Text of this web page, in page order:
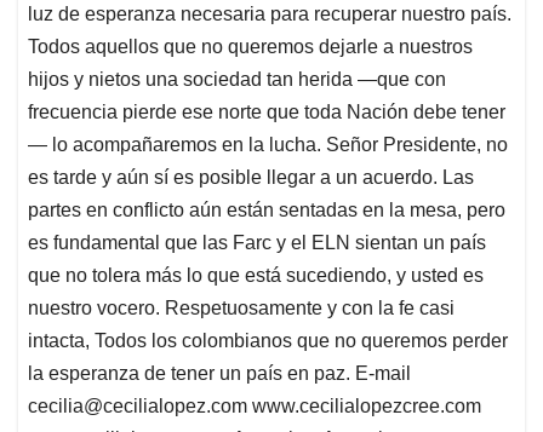
luz de esperanza necesaria para recuperar nuestro país.
Todos aquellos que no queremos dejarle a nuestros
hijos y nietos una sociedad tan herida —que con
frecuencia pierde ese norte que toda Nación debe tener
— lo acompañaremos en la lucha. Señor Presidente, no
es tarde y aún sí es posible llegar a un acuerdo. Las
partes en conflicto aún están sentadas en la mesa, pero
es fundamental que las Farc y el ELN sientan un país
que no tolera más lo que está sucediendo, y usted es
nuestro vocero. Respetuosamente y con la fe casi
intacta, Todos los colombianos que no queremos perder
la esperanza de tener un país en paz. E-mail
cecilia@cecilialopez.com www.cecilialopezcree.com